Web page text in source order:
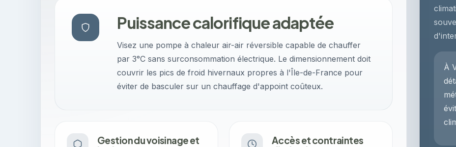
À
Puissance calorifique adaptée
Visez une pompe à chaleur air-air réversible capable de chauffer
par 3°C sans surconsommation électrique. Le dimensionnement doit
couvrir les pics de froid hivernaux propres à l'Île-de-France pour
éviter de basculer sur un chauffage d'appoint coûteux.
Gestion du voisinage et
Accès et contraintes